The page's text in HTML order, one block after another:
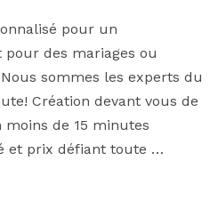
pour un
des mariages ou
sommes les experts du
Création devant vous de
de 15 minutes
et prix défiant toute